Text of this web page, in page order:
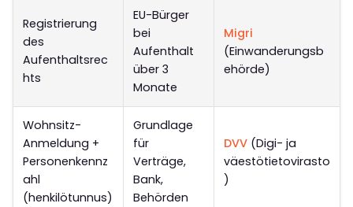
Registrierung
des
Aufenthaltsrec
hts
EU-Bürger
bei
Aufenthalt
über 3
Monate
Migri
(Einwanderungsb
ehörde)
Wohnsitz-
Anmeldung +
Personenkennz
ahl
(henkilötunnus)
Grundlage
für
Verträge,
Bank,
Behörden
DVV (Digi- ja
väestötietovirasto
)